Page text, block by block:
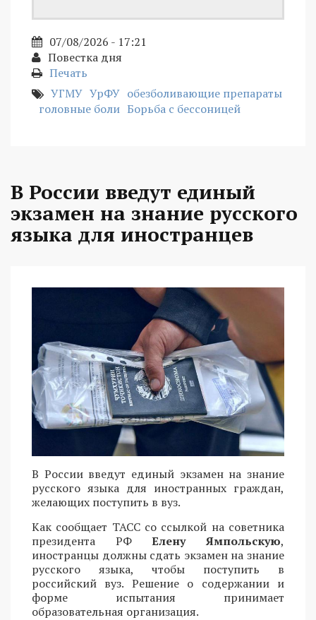
07/08/2026 - 17:21
Повестка дня
Печать
УГМУ УрФУ обезболивающие препараты
головные боли Борьба с бессоницей
В России введут единый
экзамен на знание русского
языка для иностранцев
В России введут единый экзамен на знание
русского языка для иностранных граждан,
желающих поступить в вуз.
Как сообщает ТАСС со ссылкой на советника
президента РФЕлену Ямпольскую,
иностранцы должны сдать экзамен на знание
русского языка, чтобы поступить в
российский вуз. Решение о содержании и
форме испытания принимает
образовательная организация.